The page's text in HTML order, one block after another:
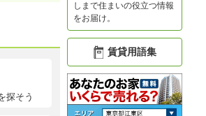
探そう
しまで住まいの役立つ情報
をお届け。
賃貸用語集